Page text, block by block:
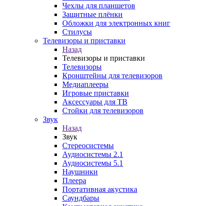
Чехлы для планшетов
Защитные плёнки
Обложки для электронных книг
Стилусы
Телевизоры и приставки
Назад
Телевизоры и приставки
Телевизоры
Кронштейны для телевизоров
Медиаплееры
Игровые приставки
Аксессуары для ТВ
Стойки для телевизоров
Звук
Назад
Звук
Стереосистемы
Аудиосистемы 2.1
Аудиосистемы 5.1
Наушники
Плеера
Портативная акустика
Саундбары